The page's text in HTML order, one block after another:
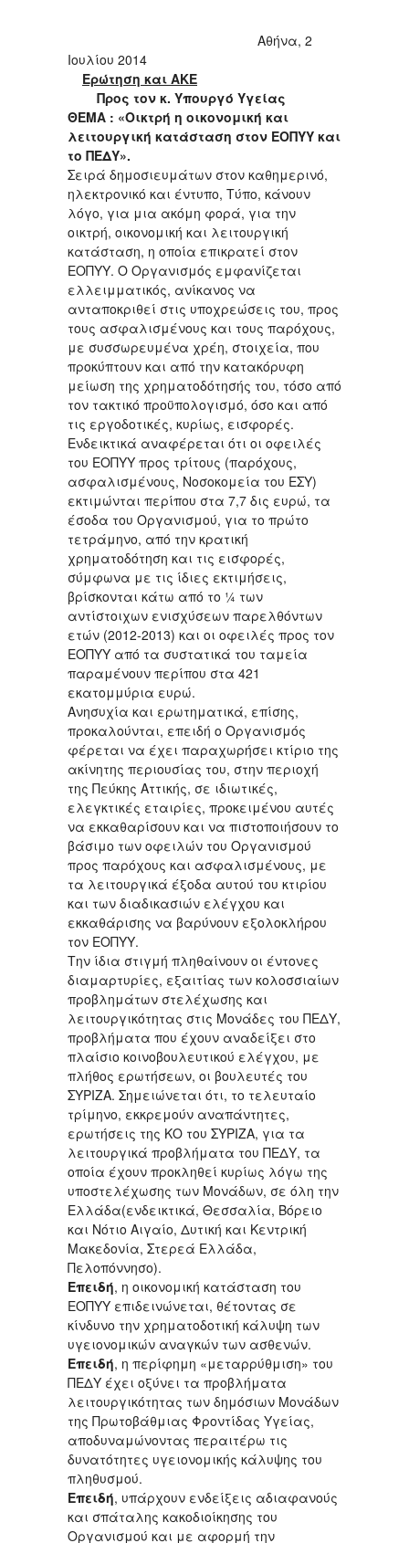
Αθήνα, 2
Ιουλίου 2014
Ερώτηση και ΑΚΕ
Προς τον κ. Υπουργό Υγείας
ΘΕΜΑ : «Οικτρή η οικονομική και
λειτουργική κατάσταση στον ΕΟΠΥΥ και
το ΠΕΔΥ».
Σειρά δημοσιευμάτων στον καθημερινό,
ηλεκτρονικό και έντυπο, Τύπο, κάνουν
λόγο, για μια ακόμη φορά, για την
οικτρή, οικονομική και λειτουργική
κατάσταση, η οποία επικρατεί στον
ΕΟΠΥΥ. Ο Οργανισμός εμφανίζεται
ελλειμματικός, ανίκανος να
ανταποκριθεί στις υποχρεώσεις του, προς
τους ασφαλισμένους και τους παρόχους,
με συσσωρευμένα χρέη, στοιχεία, που
προκύπτουν και από την κατακόρυφη
μείωση της χρηματοδότησής του, τόσο από
τον τακτικό προϋπολογισμό, όσο και από
τις εργοδοτικές, κυρίως, εισφορές.
Ενδεικτικά αναφέρεται ότι οι οφειλές
του ΕΟΠΥΥ προς τρίτους (παρόχους,
ασφαλισμένους, Νοσοκομεία του ΕΣΥ)
εκτιμώνται περίπου στα 7,7 δις ευρώ, τα
έσοδα του Οργανισμού, για το πρώτο
τετράμηνο, από την κρατική
χρηματοδότηση και τις εισφορές,
σύμφωνα με τις ίδιες εκτιμήσεις,
βρίσκονται κάτω από το ¼ των
αντίστοιχων ενισχύσεων παρελθόντων
ετών (2012-2013) και οι οφειλές προς τον
ΕΟΠΥΥ από τα συστατικά του ταμεία
παραμένουν περίπου στα 421
εκατομμύρια ευρώ.
Ανησυχία και ερωτηματικά, επίσης,
προκαλούνται, επειδή ο Οργανισμός
φέρεται να έχει παραχωρήσει κτίριο της
ακίνητης περιουσίας του, στην περιοχή
της Πεύκης Αττικής, σε ιδιωτικές,
ελεγκτικές εταιρίες, προκειμένου αυτές
να εκκαθαρίσουν και να πιστοποιήσουν το
βάσιμο των οφειλών του Οργανισμού
προς παρόχους και ασφαλισμένους, με
τα λειτουργικά έξοδα αυτού του κτιρίου
και των διαδικασιών ελέγχου και
εκκαθάρισης να βαρύνουν εξολοκλήρου
τον ΕΟΠΥΥ.
Την ίδια στιγμή πληθαίνουν οι έντονες
διαμαρτυρίες, εξαιτίας των κολοσσιαίων
προβλημάτων στελέχωσης και
λειτουργικότητας στις Μονάδες του ΠΕΔΥ,
προβλήματα που έχουν αναδείξει στο
πλαίσιο κοινοβουλευτικού ελέγχου, με
πλήθος ερωτήσεων, οι βουλευτές του
ΣΥΡΙΖΑ. Σημειώνεται ότι, το τελευταίο
τρίμηνο, εκκρεμούν αναπάντητες,
ερωτήσεις της ΚΟ του ΣΥΡΙΖΑ, για τα
λειτουργικά προβλήματα του ΠΕΔΥ, τα
οποία έχουν προκληθεί κυρίως λόγω της
υποστελέχωσης των Μονάδων, σε όλη την
Ελλάδα(ενδεικτικά, Θεσσαλία, Βόρειο
και Νότιο Αιγαίο, Δυτική και Κεντρική
Μακεδονία, Στερεά Ελλάδα,
Πελοπόννησο).
Επειδή, η οικονομική κατάσταση του
ΕΟΠΥΥ επιδεινώνεται, θέτοντας σε
κίνδυνο την χρηματοδοτική κάλυψη των
υγειονομικών αναγκών των ασθενών.
Επειδή, η περίφημη «μεταρρύθμιση» του
ΠΕΔΥ έχει οξύνει τα προβλήματα
λειτουργικότητας των δημόσιων Μονάδων
της Πρωτοβάθμιας Φροντίδας Υγείας,
αποδυναμώνοντας περαιτέρω τις
δυνατότητες υγειονομικής κάλυψης του
πληθυσμού.
Επειδή, υπάρχουν ενδείξεις αδιαφανούς
και σπάταλης κακοδιοίκησης του
Οργανισμού και με αφορμή την